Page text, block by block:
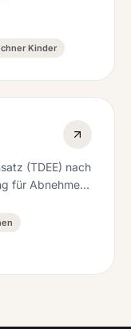
Kinder
(TDEE) nach
für Abnehmen,